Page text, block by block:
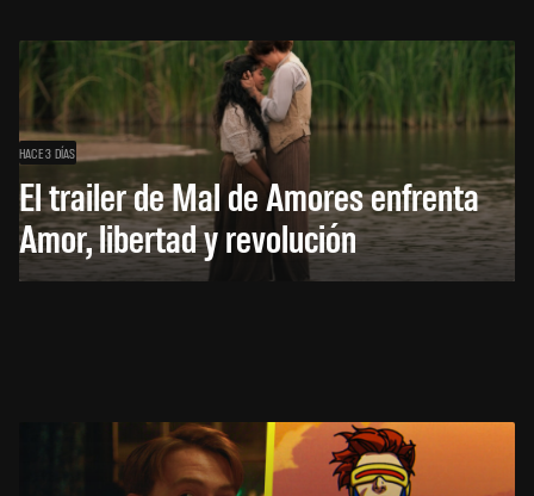
HACE 3 DÍAS
El trailer de Mal de Amores enfrenta
Amor, libertad y revolución